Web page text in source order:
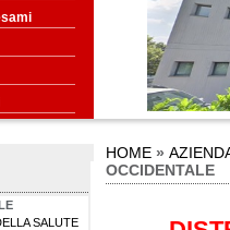
SALUTE
HOME»
OCCIDENTALE